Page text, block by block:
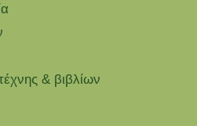
& βιβλίων